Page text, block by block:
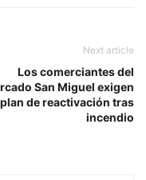
Next article
Los comerciantes del
San Miguel exigen
plan de reactivación tras
incendio